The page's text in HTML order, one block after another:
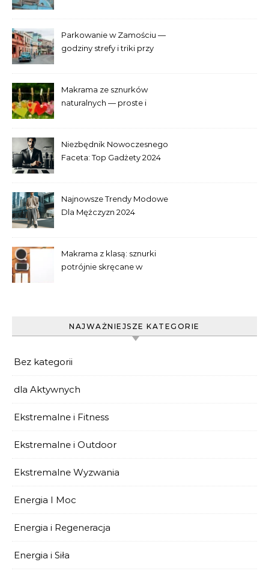
Parkowanie w Zamościu —
godziny strefy i triki przy
Makrama ze sznurków
naturalnych — proste i
Niezbędnik Nowoczesnego
Faceta: Top Gadżety 2024
Najnowsze Trendy Modowe
Dla Mężczyzn 2024
Makrama z klasą: sznurki
potrójnie skręcane w
NAJWAŻNIEJSZE KATEGORIE
Bez kategorii
dla Aktywnych
Ekstremalne i Fitness
Ekstremalne i Outdoor
Ekstremalne Wyzwania
Energia I Moc
Energia i Regeneracja
Energia i Siła